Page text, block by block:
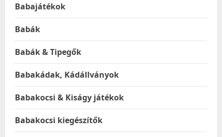
Babajátékok
Babák
Babák & Tipegők
Babakádak, Kádállványok
Babakocsi & Kiságy játékok
Babakocsi kiegészítők